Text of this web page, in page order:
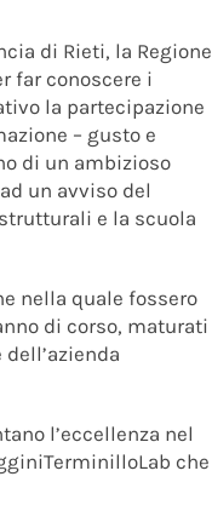
di Rieti, la Regione
far conoscere i
la partecipazione
– gusto e
di un ambizioso
un avviso del
e la scuola
nella quale fossero
di corso, maturati
l’eccellenza nel
che